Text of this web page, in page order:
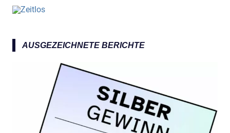
e
AUSGEZEICHNETE BERICHTE